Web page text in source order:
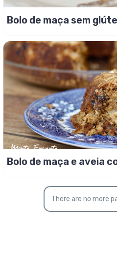
Bolo de maça sem
Bolo de maça e aveia
There are no more